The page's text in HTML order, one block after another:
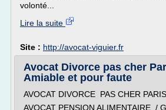
volonté...
Lire la suite
Site : http://avocat-viguier.fr
Avocat Divorce pas cher
Amiable et pour faute
AVOCAT DIVORCE PAS CHER PARIS
AVOCAT PENSION ALIMENTAIRE /